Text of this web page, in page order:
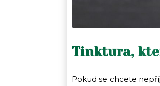
Tinktura,
Pokud se chcete